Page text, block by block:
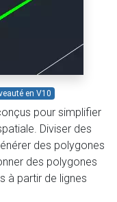
en V10
pour simplifier
Diviser des
des polygones
des polygones
à partir de lignes